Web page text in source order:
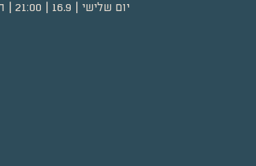
יום שלישי | 16.9 | 21:00 | הכניסה חופשית | "אטלס-בר" רחוב מסילת ישרים 15א